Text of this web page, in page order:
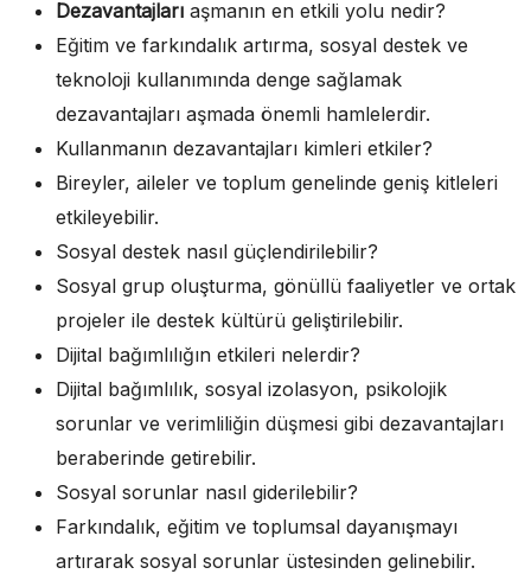
Dezavantajları aşmanın en etkili yolu nedir?
Eğitim ve farkındalık artırma, sosyal destek ve
teknoloji kullanımında denge sağlamak
dezavantajları aşmada önemli hamlelerdir.
Kullanmanın dezavantajları kimleri etkiler?
Bireyler, aileler ve toplum genelinde geniş kitleleri
etkileyebilir.
Sosyal destek nasıl güçlendirilebilir?
Sosyal grup oluşturma, gönüllü faaliyetler ve ortak
projeler ile destek kültürü geliştirilebilir.
Dijital bağımlılığın etkileri nelerdir?
Dijital bağımlılık, sosyal izolasyon, psikolojik
sorunlar ve verimliliğin düşmesi gibi dezavantajları
beraberinde getirebilir.
Sosyal sorunlar nasıl giderilebilir?
Farkındalık, eğitim ve toplumsal dayanışmayı
artırarak sosyal sorunlar üstesinden gelinebilir.